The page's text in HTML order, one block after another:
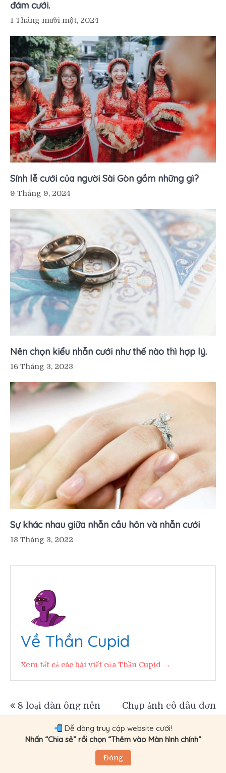
đám cưới.
1 Tháng mười một, 2024
Sính lễ cưới của người Sài Gòn gồm những gì?
9 Tháng 9, 2024
Nên chọn kiểu nhẫn cưới như thế nào thì hợp lý.
16 Tháng 3, 2023
Sự khác nhau giữa nhẫn cầu hôn và nhẫn cưới
18 Tháng 3, 2022
Về Thần Cupid
Xem tất cả các bài viết của Thần Cupid →
Điều
hướng
8 loại đàn ông nên
Chụp ảnh cô dâu đơn
gái thời nay.
Dễ dàng truy cập website cưới!
Nhấn “Chia sẻ” rồi chọn “Thêm vào Màn hình chính”
Đóng